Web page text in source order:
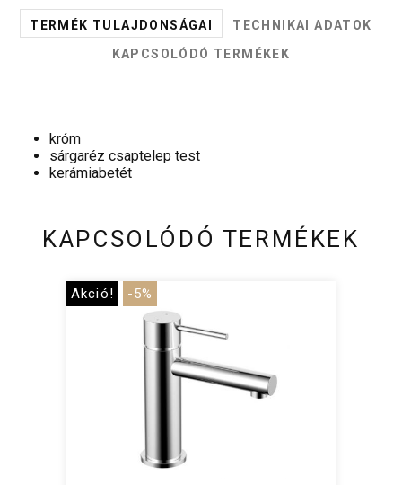
TERMÉK TULAJDONSÁGAI
TECHNIKAI ADATOK
KAPCSOLÓDÓ TERMÉKEK
króm
sárgaréz csaptelep test
kerámiabetét
KAPCSOLÓDÓ TERMÉKEK
Akció! -5%